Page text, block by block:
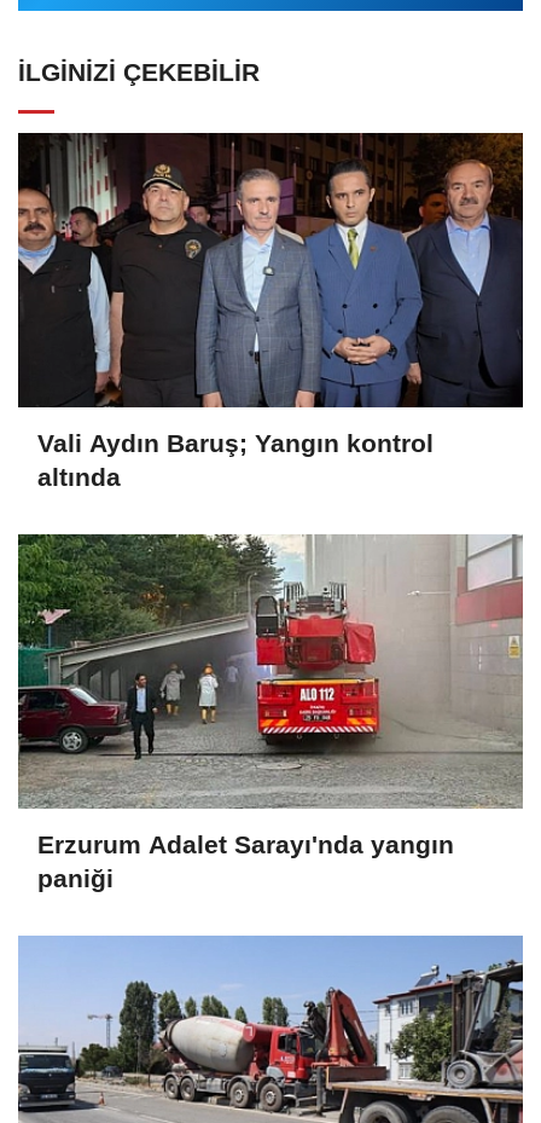
İLGINIZI ÇEKEBILIR
Vali Aydın Baruş; Yangın kontrol
altında
Erzurum Adalet Sarayı'nda yangın
paniği